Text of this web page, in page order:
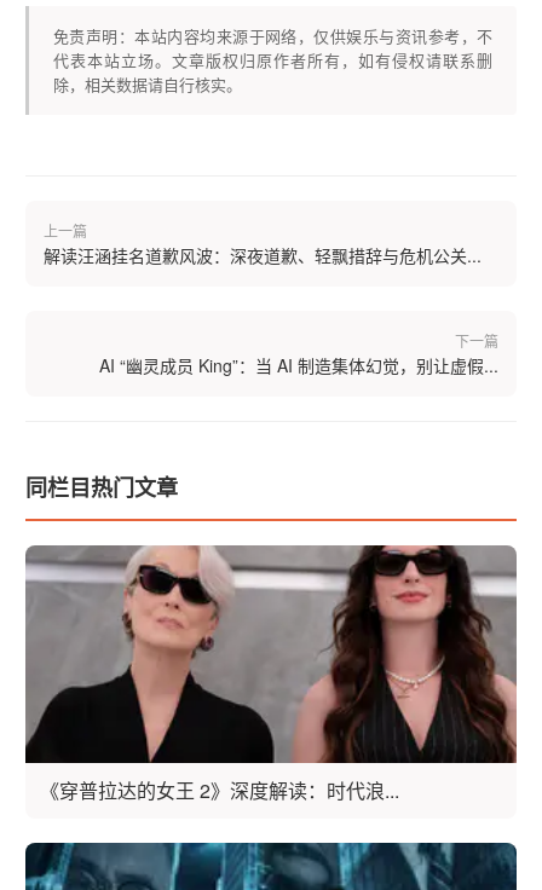
免责声明：本站内容均来源于网络，仅供娱乐与资讯参考，不
代表本站立场。文章版权归原作者所有，如有侵权请联系删
除，相关数据请自行核实。
上一篇
解读汪涵挂名道歉风波：深夜道歉、轻飘措辞与危机公关...
下一篇
AI “幽灵成员 King”：当 AI 制造集体幻觉，别让虚假...
同栏目热门文章
《穿普拉达的女王 2》深度解读：时代浪...